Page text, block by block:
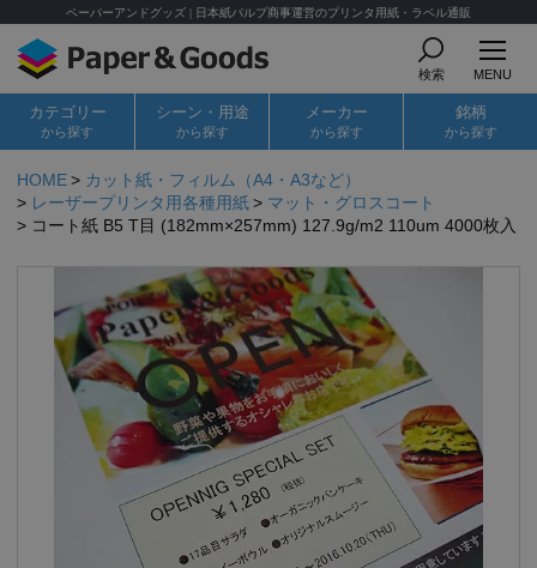
ペーパーアンドグッズ | 日本紙パルプ商事運営のプリンタ用紙・ラベル通販
検索 MENU
カテゴリー
から探す
シーン・用途
から探す
メーカー
から探す
銘柄
から探す
HOME
カット紙・フィルム（A4・A3など）
レーザープリンタ用各種用紙
マット・グロスコート
コート紙 B5 T目 (182mm×257mm) 127.9g/m2 110um 4000枚入